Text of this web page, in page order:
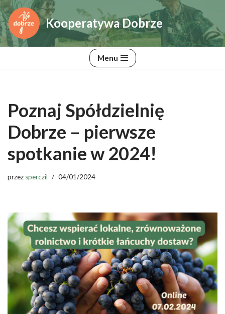
Przejdź
do
Kooperatywa Dobrze
Menu
Poznaj Spółdzielnię
Dobrze – pierwsze
spotkanie w 2024!
przez sperczil 04/01/2024